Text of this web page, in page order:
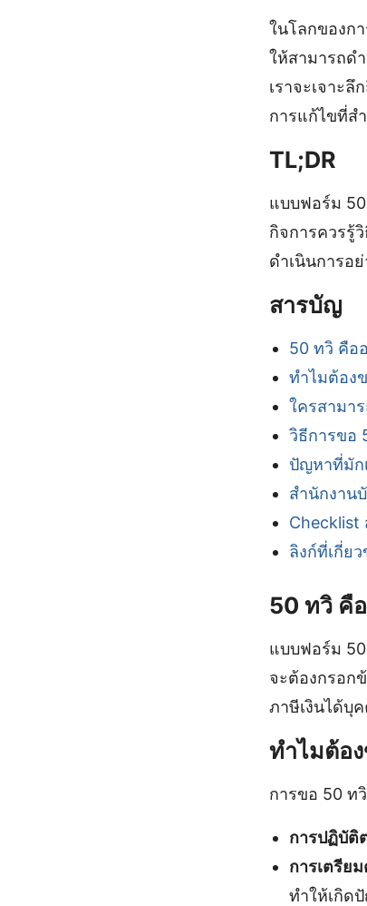
ในโลกของก
ให้สามารถด
เราจะเจาะ
การแก้ไขที่ส
TL;DR
แบบฟอร์ม 50
กิจการควรรู้
ดำเนินการอ
สารบัญ
50 ทวิ คือ
ทำไมต้อง
ใครสามา
วิธีการขอ
ปัญหาที่มัก
สำนักงาน
Checklist
ลิงก์ที่เกี่ยว
50 ทวิ คื
แบบฟอร์ม
จะต้องกรอก
ภาษีเงินได้บุ
ทำไมต้อ
การขอ 50 ท
การปฏิบัติ
การเตรีย
ทำให้เกิด